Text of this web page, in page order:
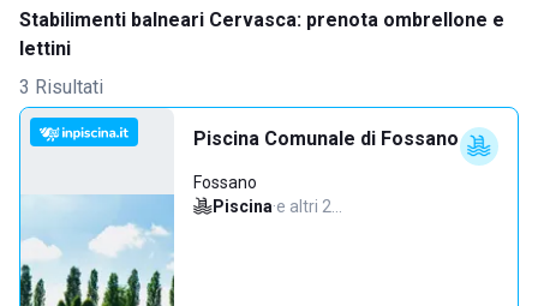
Stabilimenti balneari Cervasca: prenota ombrellone e
lettini
3 Risultati
Piscina Comunale di Fossano
Fossano
Piscina·e altri 2…